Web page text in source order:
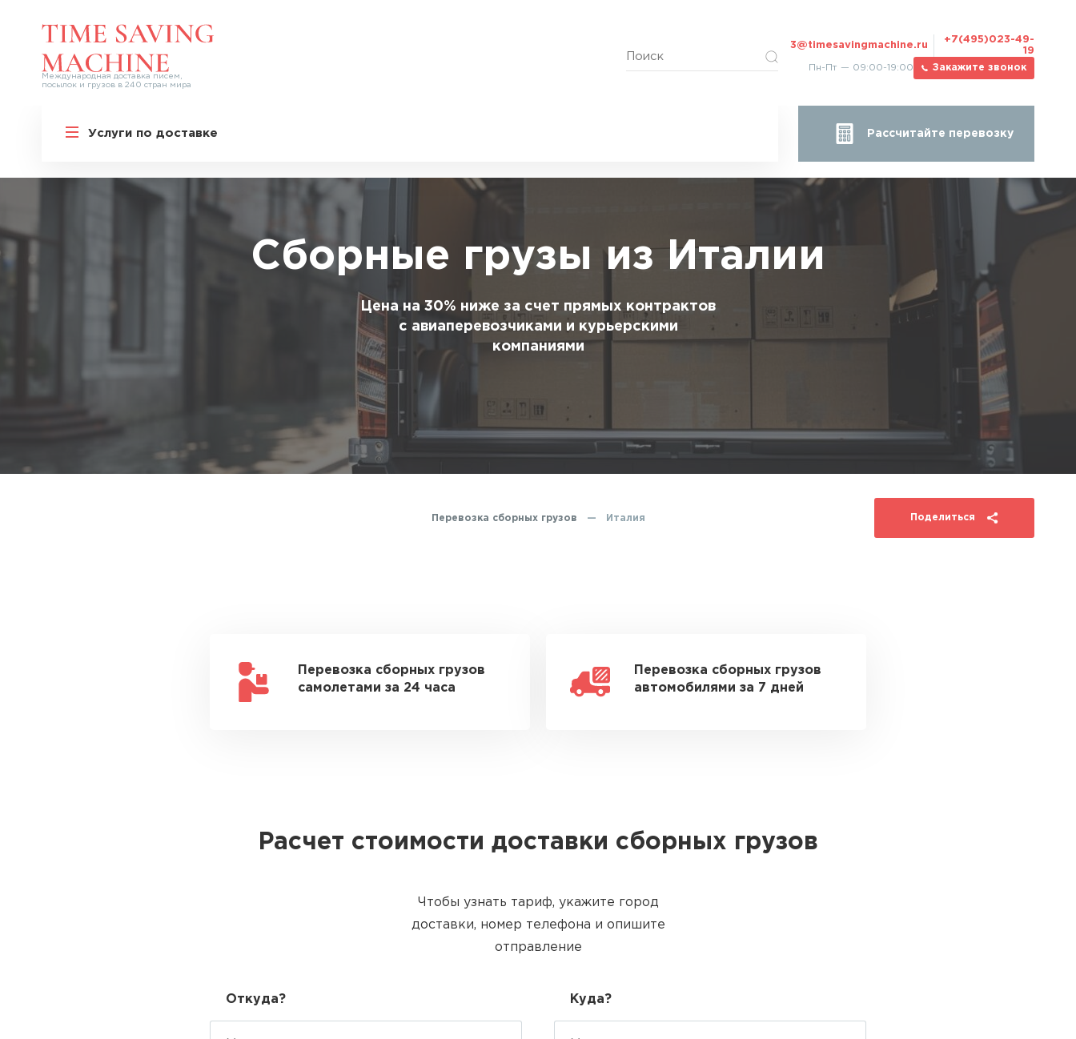
Международная доставка писем,
посылок и грузов в 240 стран мира
3@timesavingmachine.ru
+7(495)023-49-
19
Пн-Пт — 09:00-19:00
Закажите звонок
Услуги по доставке
Африка Рассчитайте перевозку
Сборные грузы из Италии
Цена на 30% ниже за счет прямых контрактов
с авиаперевозчиками и курьерскими
компаниями
Перевозка сборных грузов — Италия Поделиться
Перевозка сборных грузов
самолетами за 24 часа
Перевозка сборных грузов
автомобилями за 7 дней
Расчет стоимости доставки сборных грузов
Чтобы узнать тариф, укажите город
доставки, номер телефона и опишите
отправление
Откуда? Куда?